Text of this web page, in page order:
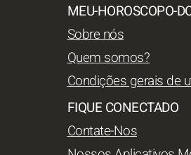
MEU-HOROSCOPO-
Sobre nós
Quem somos?
Condições gerais de
FIQUE CONECTADO
Contate-Nos